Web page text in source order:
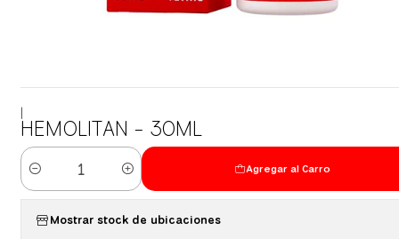
HEMOLITAN - 30ML
Cantidad
Agregar al Carro
Mostrar stock de ubicaciones